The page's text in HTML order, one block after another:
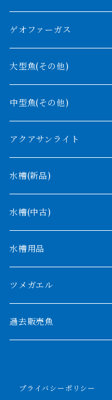
バンジャール
ラプラディ
ギニア
ナイジェリア
コンギクス
オルナティピンニス
コンゴ
タンガニーカ
ウィークシー
モケレンベンベ
デルヘッジ
ザイールグリーン
パルマス
ポーリー
セネガルス
ナイル川
ブリードポリプ
ゲオファーガス
大型魚(その他)
中型魚(その他)
アクアサンライト
水槽(新品)
1200mm以下
1500mm
1800mm
2000mm以上
水槽(中古)
水槽用品
ツメガエル
過去販売魚
プライバシーポリシー